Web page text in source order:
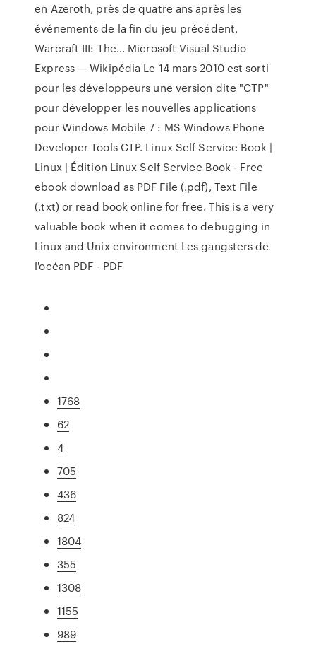
en Azeroth, près de quatre ans après les
événements de la fin du jeu précédent,
Warcraft III: The… Microsoft Visual Studio
Express — Wikipédia Le 14 mars 2010 est sorti
pour les développeurs une version dite "CTP"
pour développer les nouvelles applications
pour Windows Mobile 7 : MS Windows Phone
Developer Tools CTP. Linux Self Service Book |
Linux | Édition Linux Self Service Book - Free
ebook download as PDF File (.pdf), Text File
(.txt) or read book online for free. This is a very
valuable book when it comes to debugging in
Linux and Unix environment Les gangsters de
l'océan PDF - PDF
1768
62
4
705
436
824
1804
355
1308
1155
989